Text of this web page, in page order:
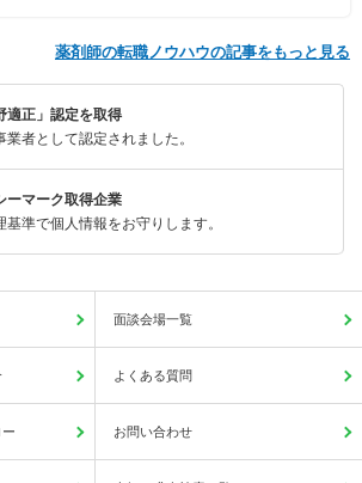
薬剤師の転職ノウハウの記事をもっと見る
適正」認定を取得
業者として認定されました。
ーマーク取得企業
基準で個人情報をお守りします。
面談会場一覧
よくある質問
お問い合わせ